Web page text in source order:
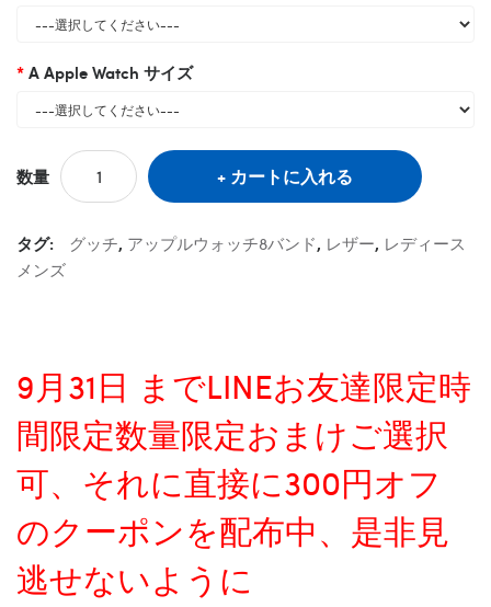
A Apple Watch サイズ
数量 カートに入れる
タグ: グッチ, アップルウォッチ8バンド, レザー, レディース
メンズ
9月31日 までLINEお友達限定時
間限定数量限定おまけご選択
可、それに直接に300円オフ
のクーポンを配布中、是非見
逃せないように